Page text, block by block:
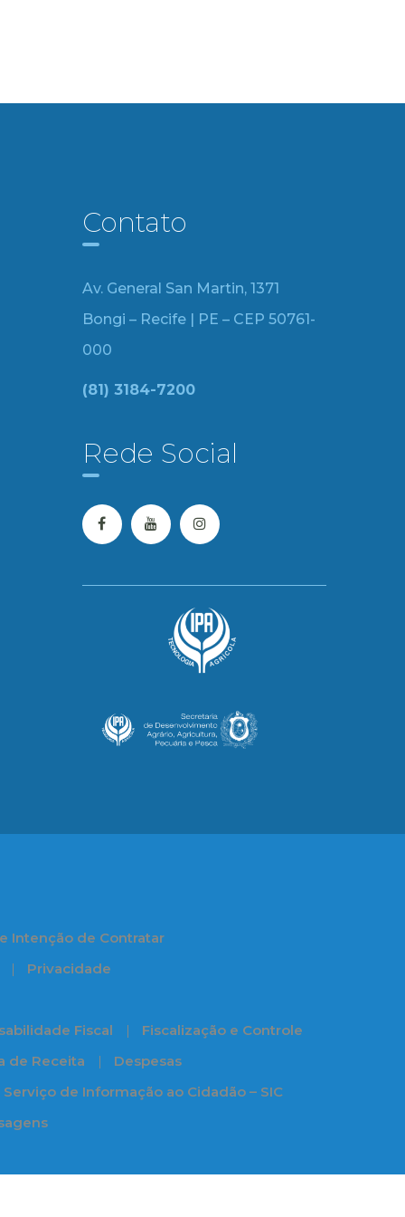
Contato
Av. General San Martin, 1371
Bongi – Recife | PE – CEP 50761-
000
(81) 3184-7200
Rede Social
Intenção de Contratar
Privacidade
Fiscal
Fiscalização e Controle
de Receita
Despesas
Serviço de Informação ao Cidadão – SIC